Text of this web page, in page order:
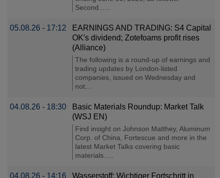
Second......
05.08.26 - 17:12
EARNINGS AND TRADING: S4 Capital
OK′s dividend; Zotefoams profit rises
(Alliance)
The following is a round-up of earnings and
trading updates by London-listed
companies, issued on Wednesday and
not...
04.08.26 - 18:30
Basic Materials Roundup: Market Talk
(WSJ EN)
Find insight on Johnson Matthey, Aluminum
Corp. of China, Fortescue and more in the
latest Market Talks covering basic
materials.....
04.08.26 - 14:16 Wasserstoff: Wichtiger Fortschritt in